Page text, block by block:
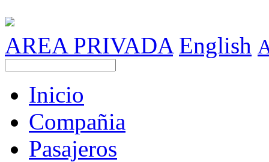
AREA PRIVADA English
Inicio
Compañia
Pasajeros